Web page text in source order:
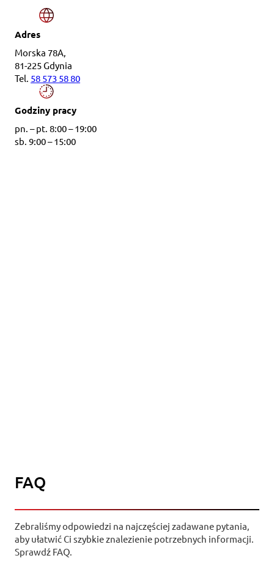
Adres
Morska 78A,
81-225 Gdynia
Tel. 58 573 58 80
Godziny pracy
pn. – pt. 8:00 – 19:00
sb. 9:00 – 15:00
FAQ
Zebraliśmy odpowiedzi na najczęściej zadawane pytania,
aby ułatwić Ci szybkie znalezienie potrzebnych informacji.
Sprawdź FAQ.